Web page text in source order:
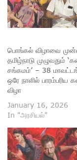
பொங்கல் விழாவை
தமிழ்நாடு முழுவதும்
சங்கமம்’ – 38
ஒரே நாளில் பாரம்பரிய
விழா
January 16, 2026
In "அரசியல்"